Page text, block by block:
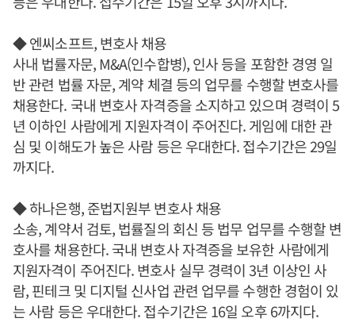
◆ 엔씨소프트, 변호사 채용
사내 법률자문, M&A(인수합병), 인사 등을 포함한 경영 일
반 관련 법률 자문, 계약 체결 등의 업무를 수행할 변호사를
채용한다. 국내 변호사 자격증을 소지하고 있으며 경력이 5
년 이하인 사람에게 지원자격이 주어진다. 게임에 대한 관
심 및 이해도가 높은 사람 등은 우대한다. 접수기간은 29일
까지다.
◆ 하나은행, 준법지원부 변호사 채용
소송, 계약서 검토, 법률질의 회신 등 법무 업무를 수행할 변
호사를 채용한다. 국내 변호사 자격증을 보유한 사람에게
지원자격이 주어진다. 변호사 실무 경력이 3년 이상인 사
람, 핀테크 및 디지털 신사업 관련 업무를 수행한 경험이 있
는 사람 등은 우대한다. 접수기간은 16일 오후 6까지다.